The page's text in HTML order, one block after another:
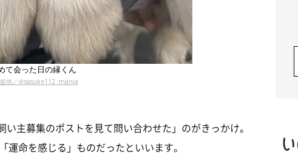
て会った日の縁くん
供／＠sasuke112_mania
主募集のポストを見て問い合わせた」のがきっかけ。
命を感じる」ものだったといいます。